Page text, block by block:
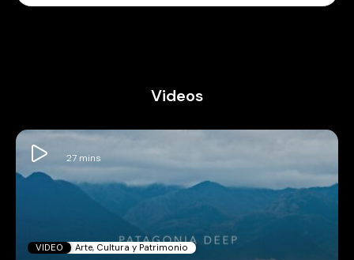
Videos
VIDEO Arte, Cultura y Patrimonio